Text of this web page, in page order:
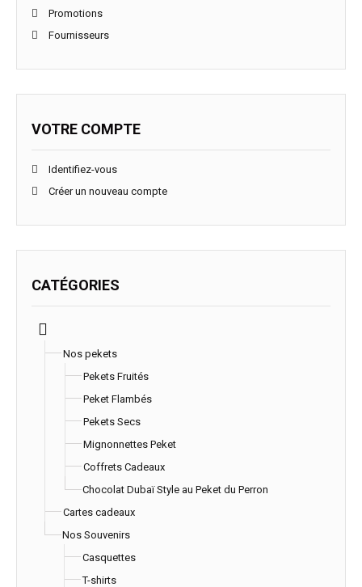
Promotions
Fournisseurs
VOTRE COMPTE
Identifiez-vous
Créer un nouveau compte
CATÉGORIES
Nos pekets
Pekets Fruités
Peket Flambés
Pekets Secs
Mignonnettes Peket
Coffrets Cadeaux
Chocolat Dubaï Style au Peket du Perron
Cartes cadeaux
Nos Souvenirs
Casquettes
T-shirts